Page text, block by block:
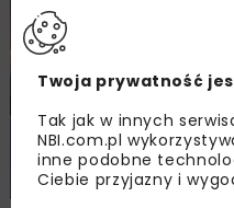
Twoja prywatność
Tak jak w innych
NBI.com.pl
inne podobne
Ciebie przyjazny i